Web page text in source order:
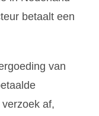
betaalt een
van
af,